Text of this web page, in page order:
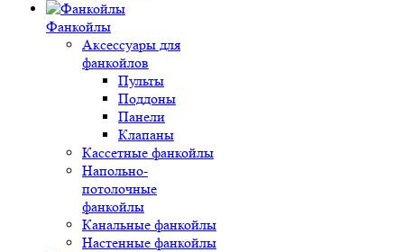
Фанкойлы
Аксессуары для
фанкойлов
Пульты
Поддоны
Панели
Клапаны
Кассетные фанкойлы
Напольно-
потолочные
фанкойлы
Канальные фанкойлы
Настенные фанкойлы